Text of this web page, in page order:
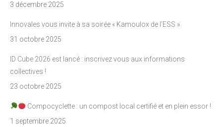
3 décembre 2025
Innovales vous invite à sa soirée « Kamoulox de l’ESS »
31 octobre 2025
ID Cube 2026 est lancé : inscrivez vous aux informations
collectives !
23 octobre 2025
Compocyclette : un compost local certifié et en plein essor !
1 septembre 2025